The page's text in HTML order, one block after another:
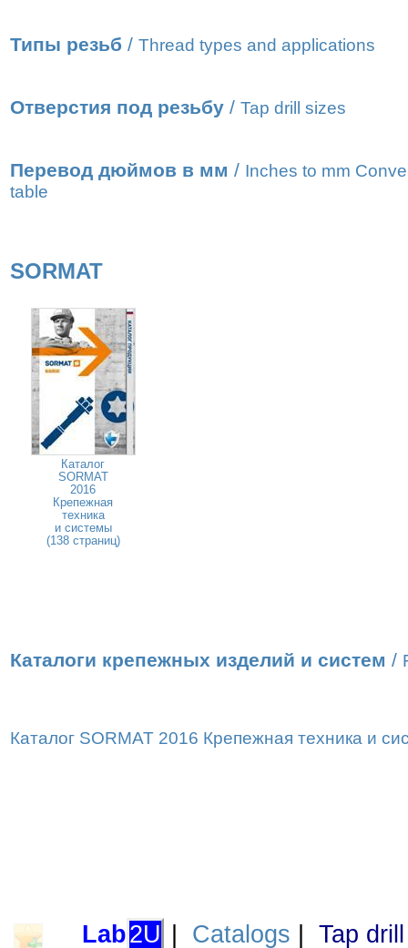
Типы резьб / Thread types and applications
Отверстия под резьбу / Tap drill sizes
Перевод дюймов в мм / Inches to mm
table
SORMAT
Каталог
SORMAT
2016
Крепежная
техника
и системы
(138 страниц)
Каталоги крепежных изделий и систем /
Каталог SORMAT 2016 Крепежная техника и
Lab2U Catalogs Tap